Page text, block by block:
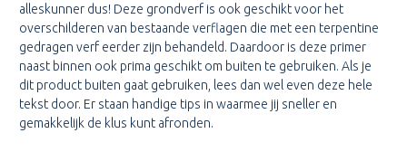
alleskunner dus! Deze grondverf is ook geschikt voor het
overschilderen van bestaande verflagen die met een terpentine
gedragen verf eerder zijn behandeld. Daardoor is deze primer
naast binnen ook prima geschikt om buiten te gebruiken. Als je
dit product buiten gaat gebruiken, lees dan wel even deze hele
tekst door. Er staan handige tips in waarmee jij sneller en
gemakkelijk de klus kunt afronden.